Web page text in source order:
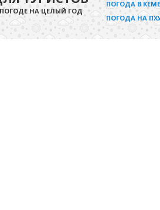
НА ЦЕЛЫЙ ГОД
ПОГОДА В
ПОГОДА НА